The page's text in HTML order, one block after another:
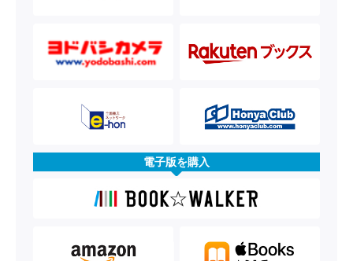
電子版を購入